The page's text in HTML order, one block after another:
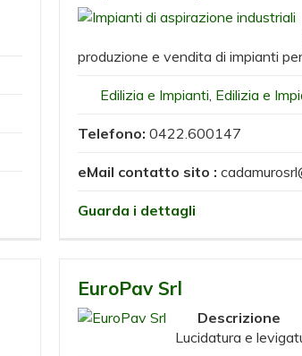
produzione e vendita di impianti
Edilizia e Impianti Edilizia e
Telefono: 0422.600147
eMail contatto sito :
Guarda i dettagli
EuroPav Srl
Descrizione
Lucidatura e